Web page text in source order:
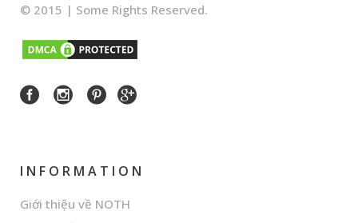
© 2015 | Some Rights Reserved.
INFORMATION
Giới thiệu về NOTH